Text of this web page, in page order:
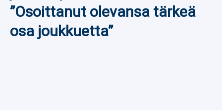
Yleisurheilu
Talviurheilu
”Osoittanut olevansa tärkeä
osa joukkuetta”